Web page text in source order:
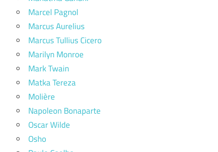
Marcel Pagnol
Marcus Aurelius
Marcus Tullius Cicero
Marilyn Monroe
Mark Twain
Matka Tereza
Molière
Napoleon Bonaparte
Oscar Wilde
Osho